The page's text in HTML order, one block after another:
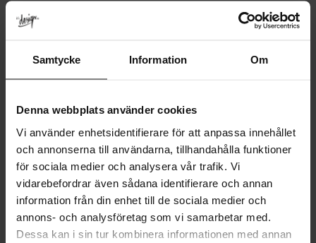
Samtycke Information Om
Denna webbplats använder cookies
Vi använder enhetsidentifierare för att anpassa innehållet
och annonserna till användarna, tillhandahålla funktioner
för sociala medier och analysera vår trafik. Vi
vidarebefordrar även sådana identifierare och annan
information från din enhet till de sociala medier och
annons- och analysföretag som vi samarbetar med.
Dessa kan i sin tur kombinera informationen med annan
Relaterte produkter